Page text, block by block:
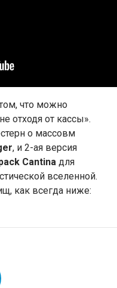
что можно
отходя от кассы».
о массовм
, и 2-ая версия
Cantina для
вселенной.
как всегда ниже: